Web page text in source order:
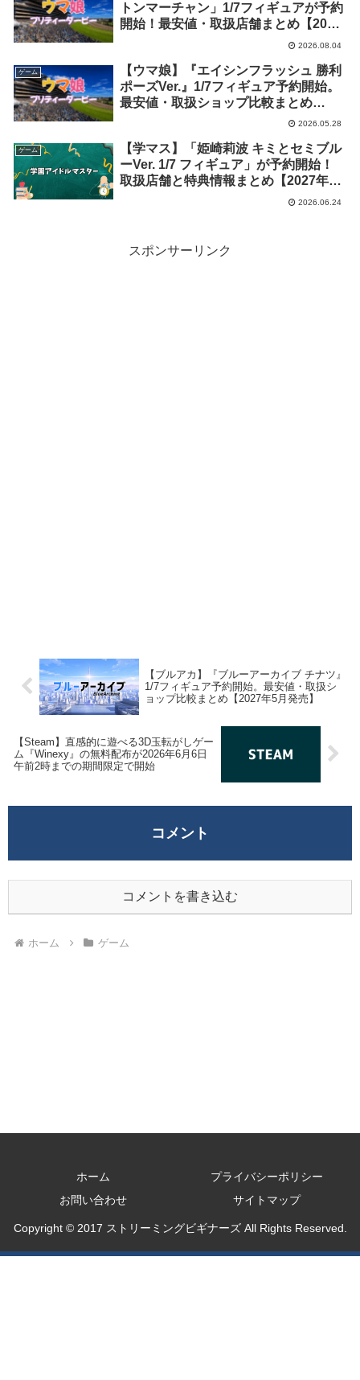
トンマーチャン」1/7フィギュアが予約
開始！最安値・取扱店舗まとめ【2027
2026.08.04
ゲーム
【ウマ娘】『エイシンフラッシュ 勝利
ポーズVer.』1/7フィギュア予約開始。
最安値・取扱ショップ比較まとめ
2026.05.28
ゲーム
【学マス】「姫崎莉波 キミとセミブル
ーVer. 1/7 フィギュア」が予約開始！
取扱店舗と特典情報まとめ【2027年2
2026.06.24
スポンサーリンク
【ブルアカ】『ブルーアーカイブ チナツ』
1/7フィギュア予約開始。最安値・取扱シ
ョップ比較まとめ【2027年5月発売】
【Steam】直感的に遊べる3D玉転がしゲー
ム『Winexy』の無料配布が2026年6月6日
午前2時までの期間限定で開始
コメント
コメントを書き込む
ホーム ゲーム
ホーム
プライバシーポリシー
お問い合わせ
サイトマップ
Copyright © 2017 ストリーミングビギナーズ All Rights Reserved.